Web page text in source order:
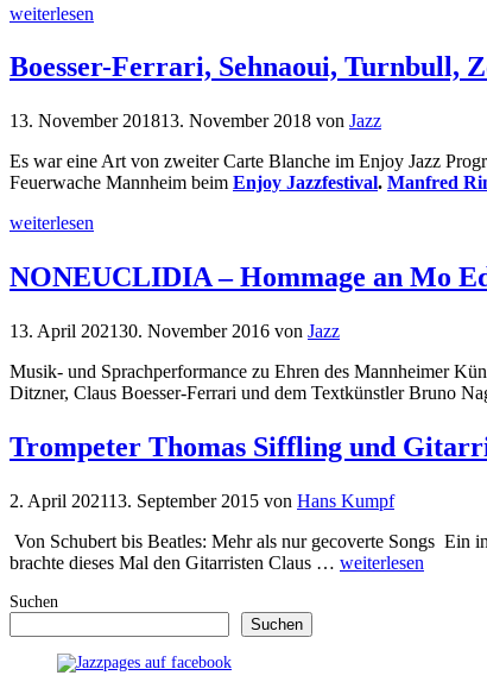
weiterlesen
Boesser-Ferrari, Sehnaoui, Turnbull,
13. November 201813. November 2018 von Jazz
Es war eine Art von zweiter Carte Blanche im Enjoy Jazz
Feuerwache Mannheim beim Enjoy Jazzfestival. Manfred
weiterlesen
NONEUCLIDIA – Hommage an Mo
13. April 202130. November 2016 von Jazz
Musik- und Sprachperformance zu Ehren des Mannheimer
Ditzner, Claus Boesser-Ferrari und dem Textkünstler Bruno
Trompeter Thomas Siffling und
2. April 202113. September 2015 von Hans Kumpf
Von Schubert bis Beatles: Mehr als nur gecoverte Songs Ein
brachte dieses Mal den Gitarristen Claus … weiterlesen
Suchen
Suchen